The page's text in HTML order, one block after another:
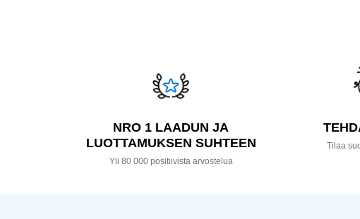
NRO 1 LAADUN JA
LUOTTAMUKSEN SUHTEEN
Yli 80 000 positiivista arvostelua
Tilaa